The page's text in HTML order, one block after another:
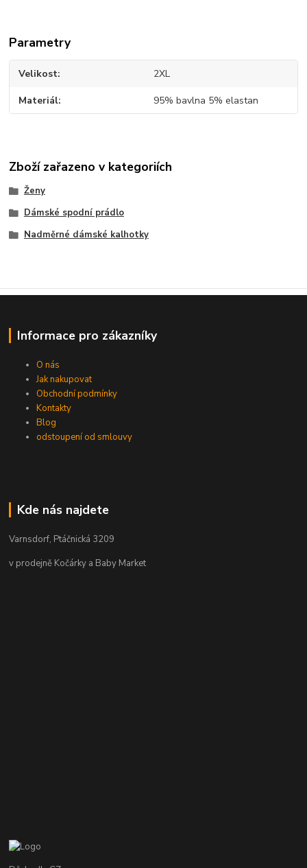
Parametry
Velikost 2XL
Materiál 95% bavlna 5% elastan
Zboží zařazeno v kategoriích
Ženy
Dámské spodní prádlo
Nadměrné dámské kalhotky
Informace pro zákazníky
O nás
Jak nakupovat
Obchodní podmínky
Kontakty
Blog
odstoupení od smlouvy
Kde nás najdete
Varnsdorf, Ptáčnická 3209
v prodejně Kočárky a Baby Market